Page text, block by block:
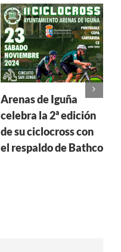
Arenas de Iguña
celebra la 2ª edición
de su ciclocross con
el respaldo de Bathco